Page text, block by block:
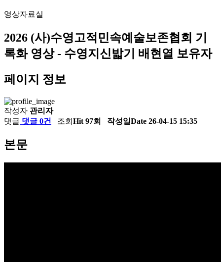
영상자료실
2026 (사)수영고적민속예술보존협회 기
록화 영상 - 수영지신밟기 배현열 보유자
페이지 정보
작성자 관리자
댓글 댓글 0건 조회 Hit 97회 작성일Date 26-04-15 15:35
본문